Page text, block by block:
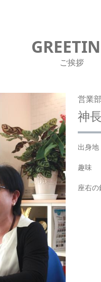
ご挨拶
営業
神
出身地
趣味
座右の